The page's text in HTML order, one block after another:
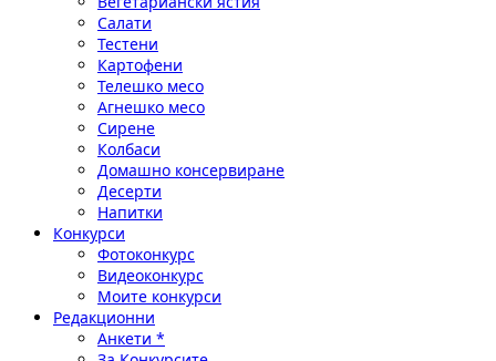
Салати
Тестени
Картофени
Телешко месо
Агнешко месо
Сирене
Колбаси
Домашно консервиране
Десерти
Напитки
Конкурси
Фотоконкурс
Видеоконкурс
Моите конкурси
Редакционни
Анкети *